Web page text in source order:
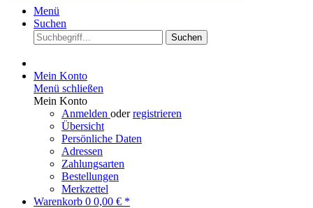
Menü
Suchen
Suchen
Mein Konto
Menü schließen
Mein Konto
Anmelden oderregistrieren
Übersicht
Persönliche Daten
Adressen
Zahlungsarten
Bestellungen
Merkzettel
Warenkorb 0 0,00 € *